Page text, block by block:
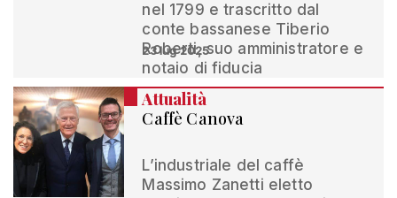
nel 1799 e trascritto dal
conte bassanese Tiberio
Roberti, suo amministratore e
notaio di fiducia
23 lug 2025
Attualità
Caffè Canova
L’industriale del caffè
Massimo Zanetti eletto